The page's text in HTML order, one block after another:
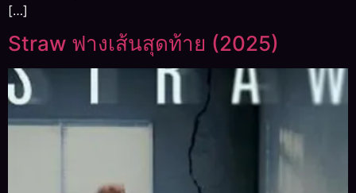
[…]
Straw ฟางเส้นสุดท้าย (2025)